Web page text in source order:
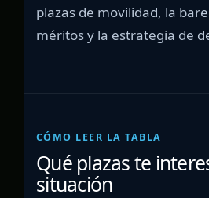
plazas de movilidad, la
méritos y la estrategia de
CÓMO LEER LA TABLA
Qué plazas te
situación